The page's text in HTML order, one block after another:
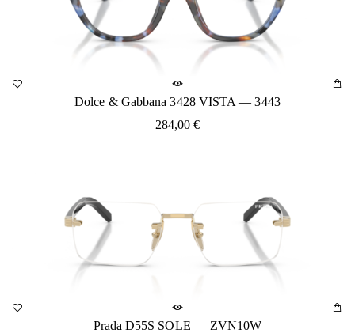
Dolce & Gabbana 3428 VISTA — 3443
284,00€
Prada D55S SOLE — ZVN10W